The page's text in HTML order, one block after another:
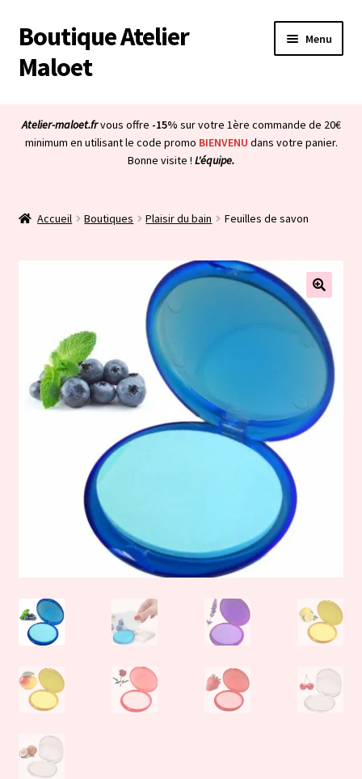
Aller
à
la
Aller
au
contenu
Boutique Atelier
Maloet
Menu
Boutique
Ouvrir
menu
enfant
Ouvrir
le
menu
enfant
Bienvenue dans la boutique
Atelier-maloet.frvous offre -15% sur votre 1ère commande de 20€
minimum en utilisant le code promo BIENVENU dans votre panier.
Bonne visite ! L'équipe.
Accueil Boutiques Plaisir du bain Feuilles de savon